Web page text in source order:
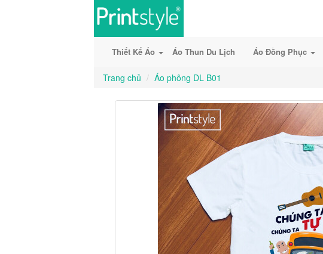
Thiết Kế Áo Áo Thun Du Lịch Áo Đồng Phục
Trang chủ Áo phông DL B01